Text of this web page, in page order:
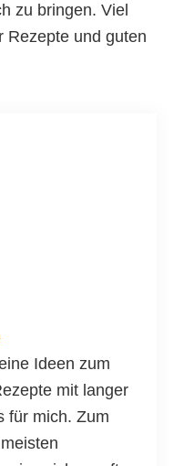
zu bringen. Viel
Rezepte und guten
Ideen zum
mit langer
für mich. Zum